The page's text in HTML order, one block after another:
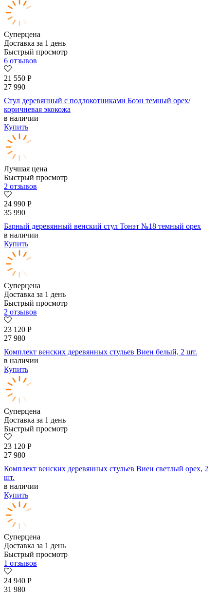
Суперцена
Доставка за 1 день
Быстрый просмотр
6 отзывов
21 550 Р
27 990
Стул деревянный с подлокотниками Боэн темный орех/
коричневая экокожа
в наличии
Купить
Лучшая цена
Быстрый просмотр
2 отзывов
24 990 Р
35 990
Барный деревянный венский стул Тонэт №18 темный орех
в наличии
Купить
Суперцена
Доставка за 1 день
Быстрый просмотр
2 отзывов
23 120 Р
27 980
Комплект венских деревянных стульев Виен белый, 2 шт.
в наличии
Купить
Суперцена
Доставка за 1 день
Быстрый просмотр
23 120 Р
27 980
Комплект венских деревянных стульев Виен светлый орех, 2
шт.
в наличии
Купить
Суперцена
Доставка за 1 день
Быстрый просмотр
1 отзывов
24 940 Р
31 980